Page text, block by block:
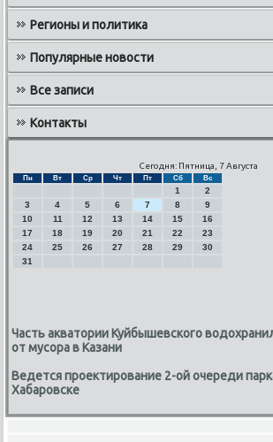
Регионы и политика
Популярные новости
Все записи
Контакты
Сегодня: Пятница, 7 Августа
Пн Вт Ср Чт Пт Сб Вс
1
2
3
4 5 6 7 8
9
10
11 12 13 14 15
16
17
18 19 20 21 22
23
24
25 26 27 28 29
30
31
Часть акватории Куйбышевского
от мусора в Казани
Ведется проектирование 2-ой очереди
Хабаровске